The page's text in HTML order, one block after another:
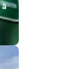
à